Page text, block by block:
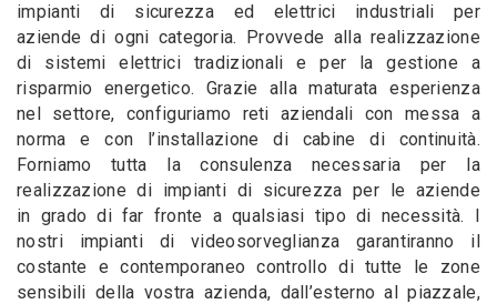
impianti di sicurezza ed elettrici industriali per
aziende di ogni categoria. Provvede alla realizzazione
di sistemi elettrici tradizionali e per la gestione a
risparmio energetico. Grazie alla maturata esperienza
nel settore, configuriamo reti aziendali con messa a
norma e con l’installazione di cabine di continuità.
Forniamo tutta la consulenza necessaria per la
realizzazione di impianti di sicurezza per le aziende
in grado di far fronte a qualsiasi tipo di necessità. I
nostri impianti di videosorveglianza garantiranno il
costante e contemporaneo controllo di tutte le zone
sensibili della vostra azienda, dall’esterno al piazzale,